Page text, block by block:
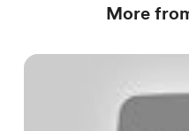
More